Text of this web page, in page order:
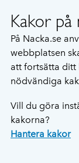
Kakor på
På Nacka.se
webbplatsen
att fortsätta ditt
nödvändiga
Vill du göra
kakorna?
Hantera kakor